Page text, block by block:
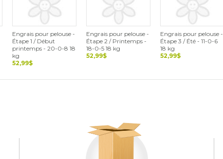
Engrais pour pelouse -
Étape 1 / Début
printemps - 20-0-8 18
kg
52,99$
Engrais pour pelouse -
Étape 2 / Printemps -
18-0-5 18 kg
52,99$
Engrais pour pelouse -
Étape 3 / Été - 11-0-6
18 kg
52,99$